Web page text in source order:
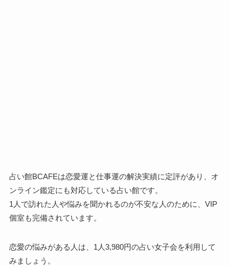
占い館BCAFEは恋愛運と仕事運の解決実績に定評があり、オ
ンライン鑑定にも対応している占い館です。
1人で訪れた人や悩みを聞かれるのが不安な人のために、VIP
個室も完備されています。
恋愛の悩みがある人は、1人3,980円の占い女子会を利用して
みましょう。